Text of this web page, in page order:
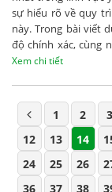
sự hiểu rõ về quy
này. Trong bài viết
độ chính xác, cùng
xét nghiệm ADN bạn
Xem chi tiết
1 2 3
12
13 14
24
25 26
36
37 38